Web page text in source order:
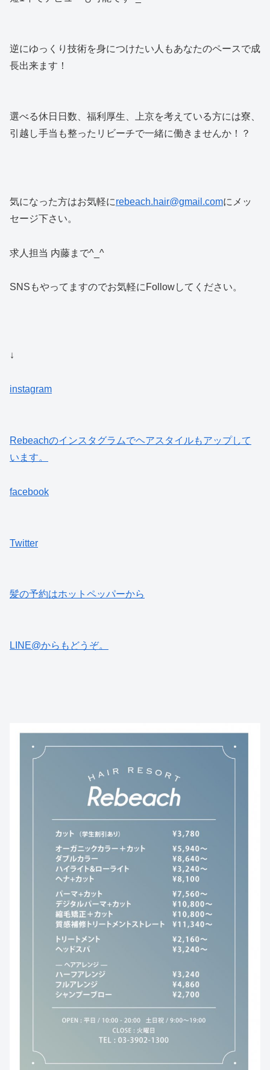
逆にゆっくり技術を身につけたい人もあなたのペースで成
長出来ます！
選べる休日日数、福利厚生、上京を考えている方には寮、
引越し手当も整ったリビーチで一緒に働きませんか！？
気になった方はお気軽にrebeach.hair@gmail.comにメッ
セージ下さい。
求人担当 内藤まで^_^
SNSもやってますのでお気軽にFollowしてください。
↓
instagram
Rebeachのインスタグラムでヘアスタイルもアップして
います。
facebook
Twitter
髪の予約はホットペッパーから
LINE@からもどうぞ。